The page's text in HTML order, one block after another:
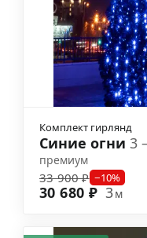
Комплект гирлянд
Синие огни 3
премиум
33 900 ₽ −10%
30 680 ₽ 3м